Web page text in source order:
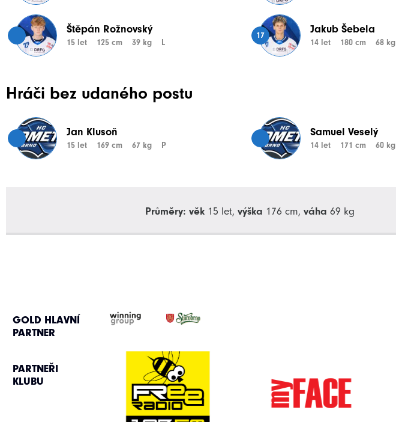
Štěpán Rožnovský
15 let 125 cm 39 kg L
17 Jakub Šebela
14 let 180 cm 68 kg
Hráči bez udaného postu
Jan Klusoň
15 let 169 cm 67 kg P
Samuel Veselý
14 let 171 cm 60 kg
Průměry: věk 15 let, výška 176 cm, váha 69 kg
GOLD HLAVNÍ
PARTNER
PARTNEŘI
KLUBU